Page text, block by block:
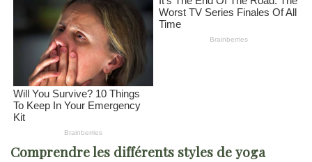
Comprendre les différents styles de yoga